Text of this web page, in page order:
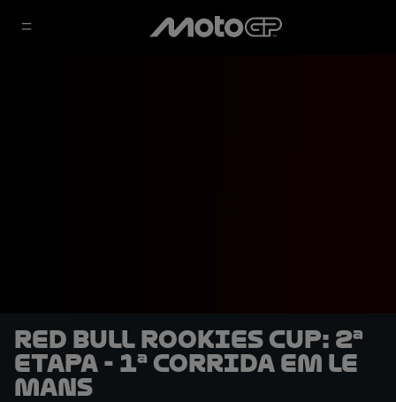
Red Bull Rookies Cup: 2ª
Etapa - 1ª Corrida em Le
Mans